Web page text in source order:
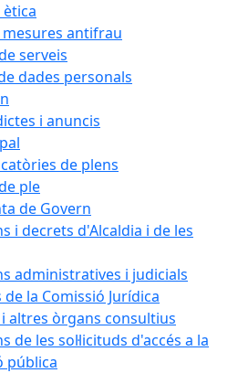
ètica
mesures antifrau
serveis
dades personals
i anuncis
de plens
ple
de Govern
i decrets d'Alcaldia i de les
administratives i judicials
la Comissió Jurídica
altres òrgans consultius
de les sol·licituds d'accés a la
pública